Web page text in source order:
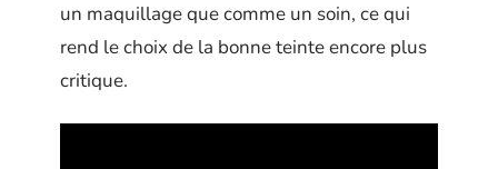
un maquillage que comme un soin, ce qui
rend le choix de la bonne teinte encore plus
critique.